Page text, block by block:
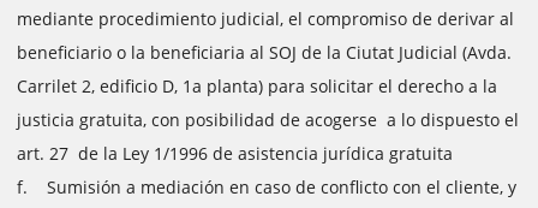
mediante procedimiento judicial, el compromiso de derivar al
beneficiario o la beneficiaria al SOJ de la Ciutat Judicial (Avda.
Carrilet 2, edificio D, 1a planta) para solicitar el derecho a la
justicia gratuita, con posibilidad de acogerse a lo dispuesto el
art. 27 de la Ley 1/1996 de asistencia jurídica gratuita
f. Sumisión a mediación en caso de conflicto con el cliente, y